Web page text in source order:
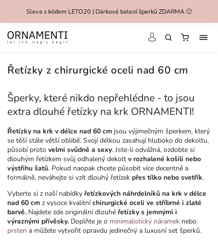
Sleva s kódem LETO20 | Dárkové balení šperků ZDARMA 🙂
Řetízky z chirurgické oceli nad 60 cm
Šperky, které nikdo nepřehlédne - to jsou
extra dlouhé řetízky na krk ORNAMENTI!
Řetízky na krk v délce nad 60 cm jsou výjimečným šperkem, který
se těší stále větší oblibě. Svojí délkou zasahují hluboko do dekoltu,
působí proto velmi svůdně a sexy. Jste-li odvážná, ozdobte si
dlouhým řetízkem svůj odhalený dekolt v rozhalené košili nebo
výstřihu šatů. Pokud naopak chcete působit více decentně a
formálně, neváhejte si vzít dlouhý řetízek přes tílko nebo svetřík.
Vyberte si z naší nabídky řetízkových náhrdelníků na krk v délce
nad 60 cm z vysoce kvalitníchirurgické oceli ve stříbrné i zlaté
barvě. Najdete zde originální dlouhé řetízky s jemnými i
výraznými přívěsky. Doplňte je o minimalistický náramek nebo
prsten a můžete vytvořit opravdu jedinečný a luxusní set šperků.